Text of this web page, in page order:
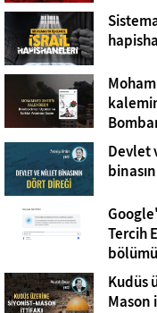
ve
Gazze
Devlet
Tercih
Kudüs
Mason